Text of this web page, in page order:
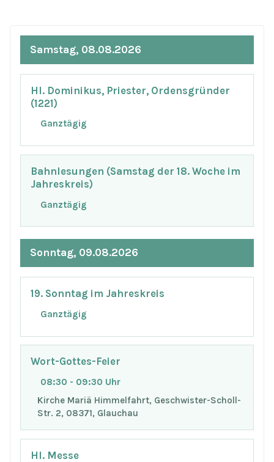
Samstag, 08.08.2026
Hl. Dominikus, Priester, Ordensgründer
(1221)
Ganztägig
Bahnlesungen (Samstag der 18. Woche im
Jahreskreis)
Ganztägig
Sonntag, 09.08.2026
19. Sonntag im Jahreskreis
Ganztägig
Wort-Gottes-Feier
08:30 - 09:30 Uhr
Kirche Mariä Himmelfahrt, Geschwister-Scholl-
Str. 2, 08371, Glauchau
Hl. Messe